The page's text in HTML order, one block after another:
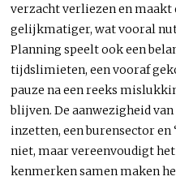
verzacht verliezen en maakt
gelijkmatiger, wat vooral
Planning speelt ook een
tijdslimieten, een vooraf
pauze na een reeks
blijven. De aanwezigheid
inzetten, een burensector en
niet, maar vereenvoudigt het
kenmerken samen maken